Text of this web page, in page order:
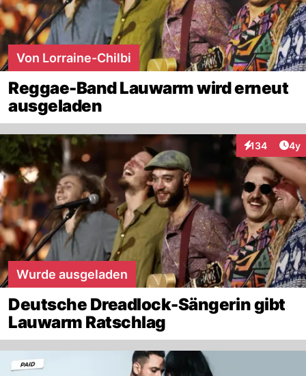
Von Lorraine-Chilbi
Reggae-Band Lauwarm wird erneut
ausgeladen
134
Interaktionen
4y
Wurde ausgeladen
Deutsche Dreadlock-Sängerin gibt
Lauwarm Ratschlag